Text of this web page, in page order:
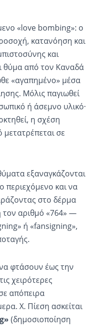
«love bombing»: ο
κατανόηση και
και
θύμα από τον Καναδά
«αγαπημένο» μέσα
Μόλις παγιωθεί
ή άσεμνο υλικό·
η σχέση
μετατρέπεται σε
εξαναγκάζονται
περιεχόμενο και να
στο δέρμα
αριθμό «764» —
ή «fansigning»,
να φτάσουν έως την
χειρότερες
απόπειρα
Χ. Πίεση ασκείται
(δημοσιοποίηση